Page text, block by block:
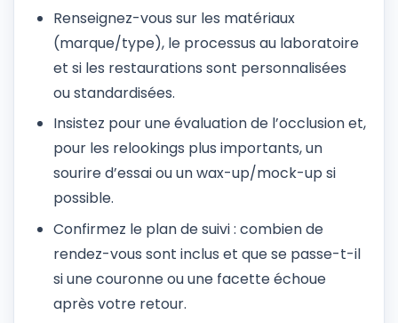
Renseignez-vous sur les matériaux
(marque/type), le processus au laboratoire
et si les restaurations sont personnalisées
ou standardisées.
Insistez pour une évaluation de l’occlusion et,
pour les relookings plus importants, un
sourire d’essai ou un wax-up/mock-up si
possible.
Confirmez le plan de suivi : combien de
rendez-vous sont inclus et que se passe-t-il
si une couronne ou une facette échoue
après votre retour.